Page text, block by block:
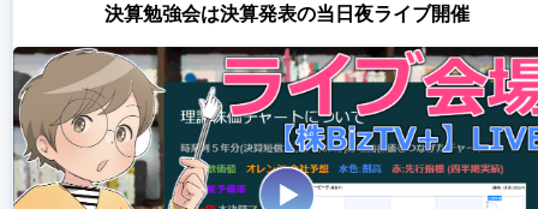
決算勉強会は決算発表の当日夜ライブ開催